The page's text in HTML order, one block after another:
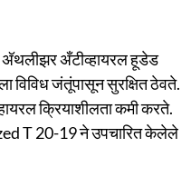
अ‍ॅथलीझर अँटीव्हायरल हूडेड
विविध जंतूंपासून सुरक्षित ठेवते.
क्रियाशीलता कमी करते.
T 20-19 ने उपचारित केलेले